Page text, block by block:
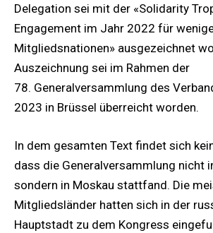
Delegation sei mit der «Solidarity
Engagement im Jahr 2022 für
Mitgliedsnationen» ausgezeichnet
Auszeichnung sei im Rahmen der
78. Generalversammlung des
2023 in Brüssel überreicht worden.
In dem gesamten Text findet sich
dass die Generalversammlung nicht
sondern in Moskau stattfand. Die
Mitgliedsländer hatten sich in der
Hauptstadt zu dem Kongress